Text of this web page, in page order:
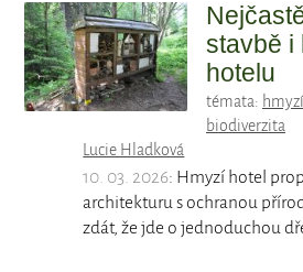
stavbě i
hotelu
témata:
biodiverzita
Lucie Hladková
10. 03. 2026: Hmyzí hotel
architekturu s ochranou
zdát, že jde o jednoduchou